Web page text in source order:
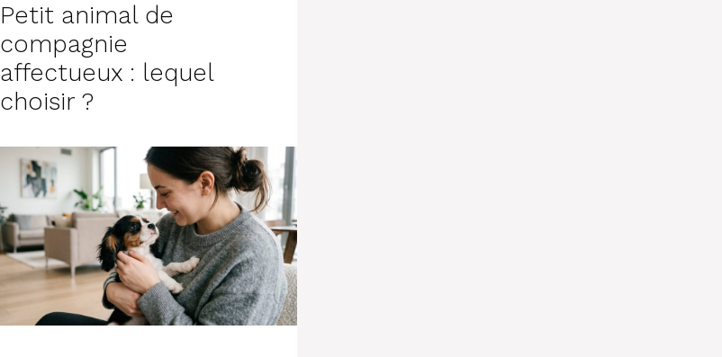
Petit animal de
compagnie
affectueux : lequel
choisir ?